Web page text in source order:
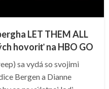
LET THEM ALL
hovoriť na HBO GO
sa vydá so svojimi
Bergen a Dianne